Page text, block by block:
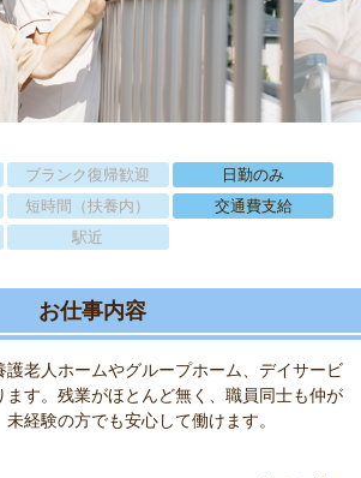
ブランク復帰歓迎
日勤のみ
短時間（扶養内）
交通費支給
駅近
お仕事内容
護老人ホームやグループホーム、デイサービ
ます。残業がほとんど無く、職員同士も仲が
経験の方でも安心して働けます。